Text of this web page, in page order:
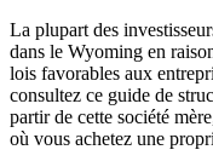
La plupart des
dans le Wyoming en
lois favorables aux
consultez ce guide de
partir de cette société
où vous achetez une